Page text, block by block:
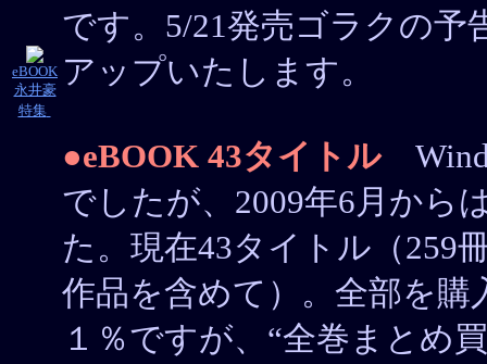
eBOOK
永井豪
特集
です。5/21発売ゴラクの予
アップいたします。
●eBOOK 43タイトル
でしたが、2009年6月から
た。現在43タイトル（259
作品を含めて）。全部を購
１％ですが、“全巻まとめ